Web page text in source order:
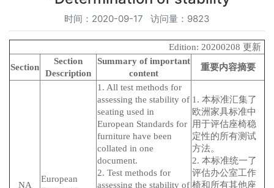
时间：2020-09-17 访问量：9823
Edition: 20200208 更新
Section
Section
Description
Summary of important
content
重要内容摘要
NA
European
1. All test methods for
assessing the stability of
seating used in
European Standards for
furniture have been
collated in one
document.
2. Test methods for
assessing the stability of
1. 本标准汇集了
欧洲家具标准中
用于评估座椅稳
定性的所有测试
方法。
2. 本标准统一了
评估办公室工作
椅和所有其他座